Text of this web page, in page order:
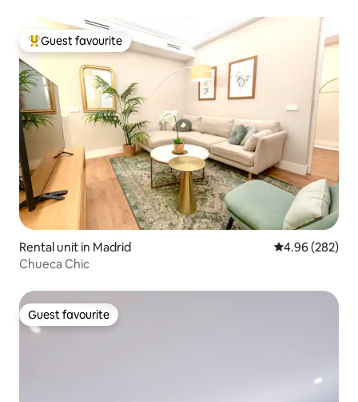
Top guest favourite
Guest favourite
Rental unit in Madrid 4.96 out of 5
4.96 (282)
Chueca Chic
Guest favourite
Guest favourite